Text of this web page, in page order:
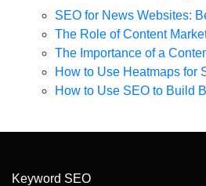
SEO for News Websites:
The Role of Content
The Importance of a
How to Use Heatmaps for
How to Use SEO to Build
Keyword SEO